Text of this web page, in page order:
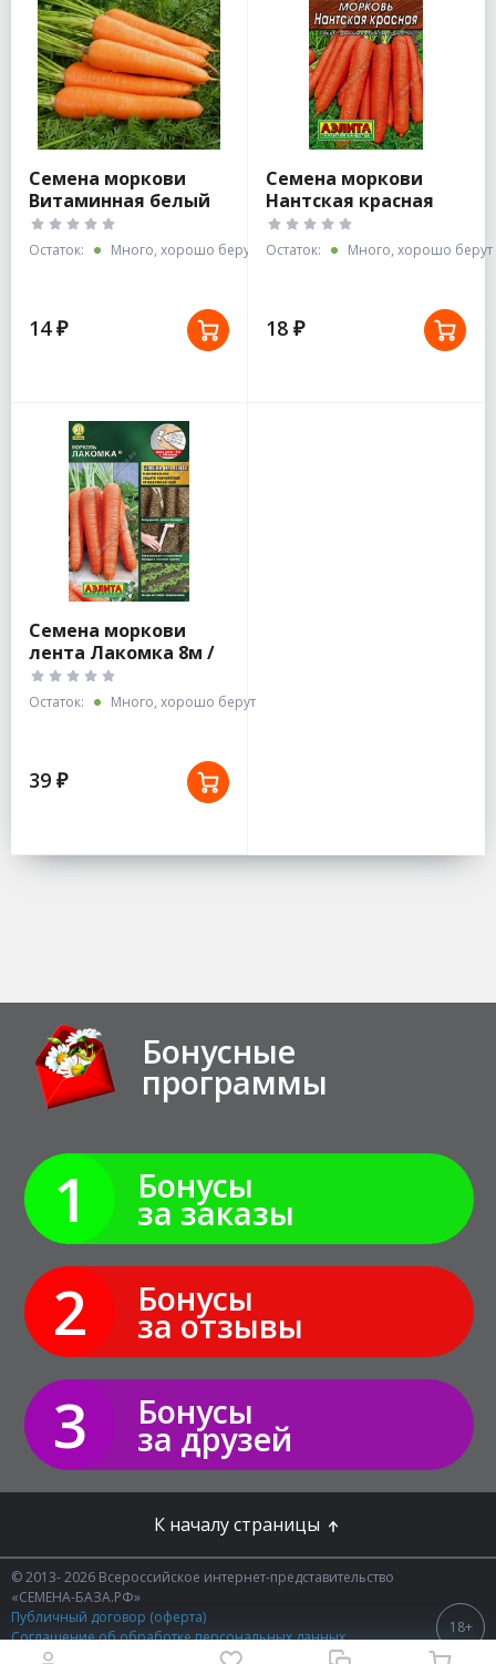
Семена моркови
Витаминная белый
пакет 2г
Остаток: Много, хорошо берут
14 ₽
Семена моркови
Нантская красная
Остаток: Много, хорошо берут
18 ₽
Семена моркови
лента Лакомка 8м /
Аэлита
Остаток: Много, хорошо берут
39 ₽
Бонусные
программы
1 Бонусы
за заказы
2 Бонусы
за отзывы
3 Бонусы
за друзей
К началу страницы
© 2013- 2026 Всероссийское интернет-представительство
«СЕМЕНА-БАЗА.РФ»
Публичный договор (оферта)
Соглашение об обработке персональных данных
Политика конфиденциальности
18+